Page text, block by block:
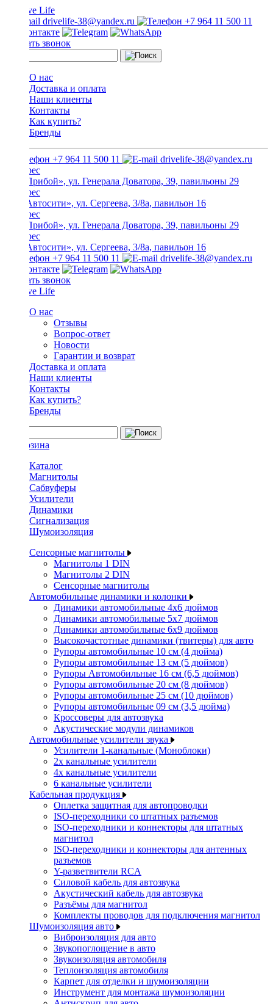
drivelife-38@yandex.ru +7 964 11 500 11
Заказать звонок
О нас
Доставка и оплата
Наши клиенты
Контакты
Как купить?
Бренды
+7 964 11 500 11 drivelife-38@yandex.ru
ТЦ «Прибой», ул. Генерала Доватора, 39, павильоны 29
ТЦ «Автосити», ул. Сергеева, 3/8а, павильон 16
ТЦ «Прибой», ул. Генерала Доватора, 39, павильоны 29
ТЦ «Автосити», ул. Сергеева, 3/8а, павильон 16
+7 964 11 500 11
drivelife-38@yandex.ru
Заказать звонок
О нас
Отзывы
Вопрос-ответ
Новости
Гарантии и возврат
Доставка и оплата
Наши клиенты
Контакты
Как купить?
Бренды
Каталог
Магнитолы
Сабвуферы
Усилители
Динамики
Сигнализация
Шумоизоляция
Сенсорные магнитолы
Магнитолы 1 DIN
Магнитолы 2 DIN
Сенсорные магнитолы
Автомобильные динамики и колонки
Динамики автомобильные 4x6 дюймов
Динамики автомобильные 5x7 дюймов
Динамики автомобильные 6x9 дюймов
Высокочастотные динамики (твитеры) для авто
Рупоры автомобильные 10 см (4 дюйма)
Рупоры автомобильные 13 см (5 дюймов)
Рупоры Автомобильные 16 см (6,5 дюймов)
Рупоры автомобильные 20 см (8 дюймов)
Рупоры автомобильные 25 см (10 дюймов)
Рупоры автомобильные 09 см (3,5 дюйма)
Кроссоверы для автозвука
Акустические модули динамиков
Автомобильные усилители звука
Усилители 1-канальные (Моноблоки)
2х канальные усилители
4х канальные усилители
6 канальные усилители
Кабельная продукция
Оплетка защитная для автопроводки
ISO-переходники со штатных разъемов
ISO-переходники и коннекторы для штатных
магнитол
ISO-переходники и коннекторы для антенных
разъемов
Y-разветвители RCA
Силовой кабель для автозвука
Акустический кабель для автозвука
Разъёмы для магнитол
Комплекты проводов для подключения магнитол
Шумоизоляция авто
Виброизоляция для авто
Звукопоглощение в авто
Звукоизоляция автомобиля
Теплоизоляция автомобиля
Карпет для отделки и шумоизоляции
Инструмент для монтажа шумоизоляции